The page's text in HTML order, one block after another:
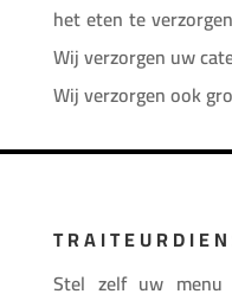
het eten te
Wij verzorgen uw
Wij verzorgen ook
Stel zelf uw menu